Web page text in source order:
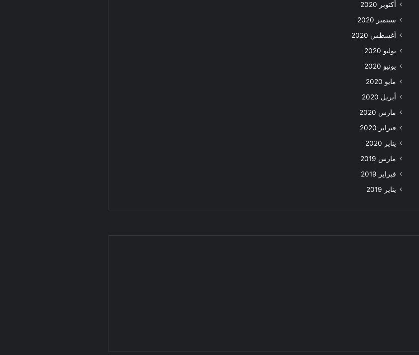
أكتوبر 2020
سبتمبر 2020
أغسطس 2020
يوليو 2020
يونيو 2020
مايو 2020
أبريل 2020
مارس 2020
فبراير 2020
يناير 2020
مارس 2019
فبراير 2019
يناير 2019